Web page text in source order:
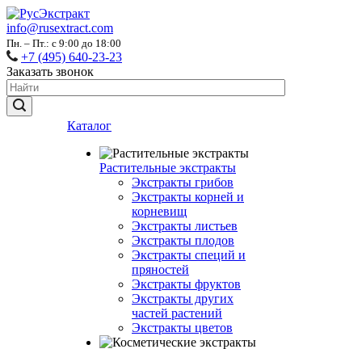
info@rusextract.com
Пн. – Пт.: с 9:00 до 18:00
+7 (495) 640-23-23
Заказать звонок
Каталог
Растительные экстракты
Экстракты грибов
Экстракты корней и
корневищ
Экстракты листьев
Экстракты плодов
Экстракты специй и
пряностей
Экстракты фруктов
Экстракты других
частей растений
Экстракты цветов